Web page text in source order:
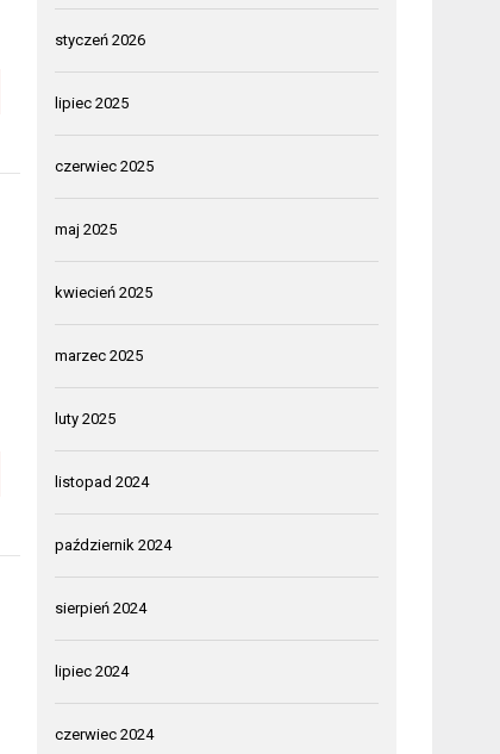
styczeń 2026
lipiec 2025
czerwiec 2025
maj 2025
kwiecień 2025
marzec 2025
luty 2025
listopad 2024
październik 2024
sierpień 2024
lipiec 2024
czerwiec 2024